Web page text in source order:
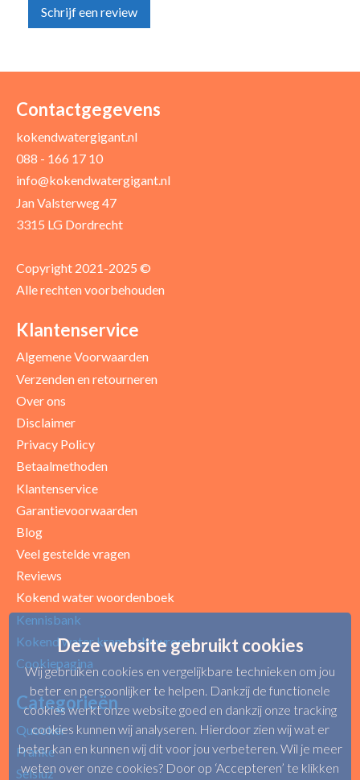
Schrijf een review
Uw naam *
Uw recensie *
Uw beoordeling
Contactgegevens
kokendwatergigant.nl
088 - 166 17 10
info@kokendwatergigant.nl
Jan Valsterweg 47
3315 LG Dordrecht
Copyright 2021-2025 ©
Alle rechten voorbehouden
Klantenservice
Algemene Voorwaarden
Verzenden en retourneren
Over ons
Disclaimer
Privacy Policy
Betaalmethoden
Klantenservice
Garantievoorwaarden
Blog
Veel gestelde vragen
Reviews
Kokend water woordenboek
Kennisbank
Kokend water kranen showroom
Cookiepagina
Categorieën
Quooker
Franke
Selsiuz
Deze website gebruikt cookies
Wij gebruiken cookies en vergelijkbare technieken om jou
beter en persoonlijker te helpen. Dankzij de functionele
cookies werkt onze website goed en dankzij onze tracking
cookies kunnen wij analyseren. Hierdoor zien wij wat er
beter kan en kunnen wij dit voor jou verbeteren. Wil je meer
weten over onze cookies? Door op ‘Accepteren’ te klikken